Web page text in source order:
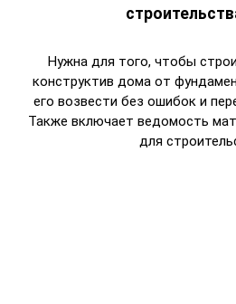
Нужна для того, чтобы
конструктив дома от
его возвести без ошибок и
Также включает ведомость
для